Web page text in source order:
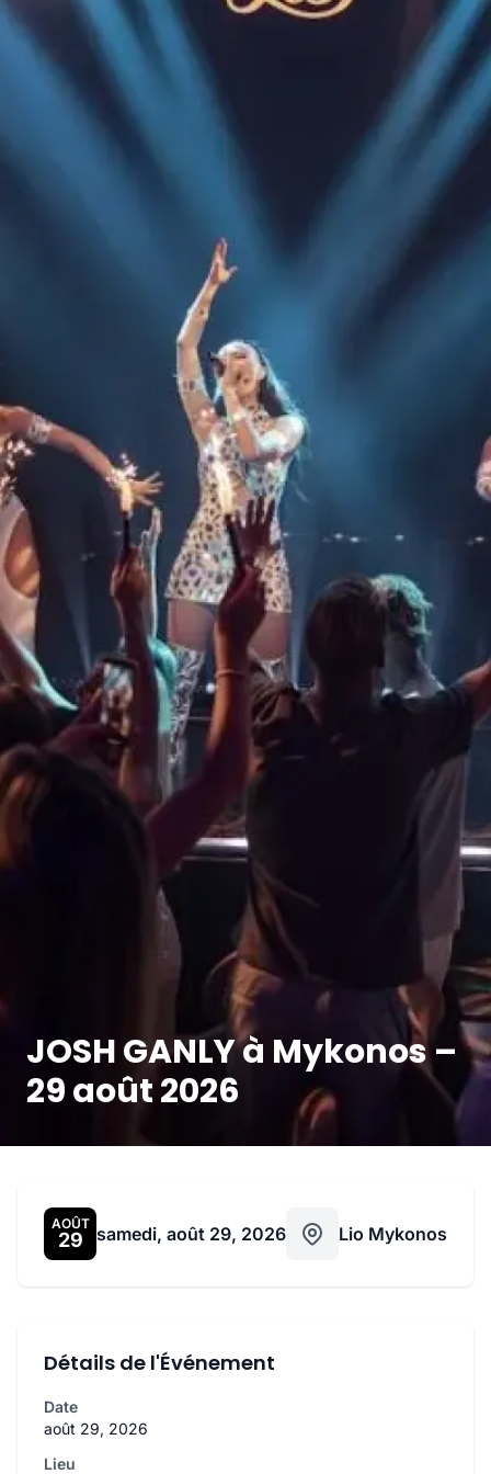
JOSH GANLY à Mykonos –
29 août 2026
AOÛT
29 samedi, août 29, 2026 Lio Mykonos
Détails de l'Événement
Date
août 29, 2026
Lieu